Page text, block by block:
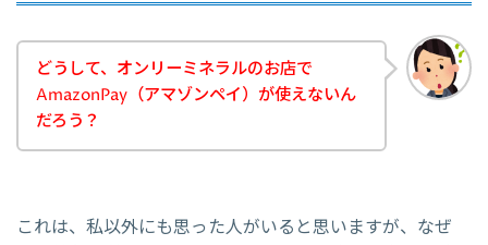
どうして、オンリーミネラルのお店で
AmazonPay（アマゾンペイ）が使えないん
だろう？
これは、私以外にも思った人がいると思いますが、なぜ